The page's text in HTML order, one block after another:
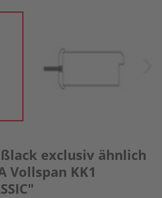
exclusiv ähnlich
Vollspan KK1